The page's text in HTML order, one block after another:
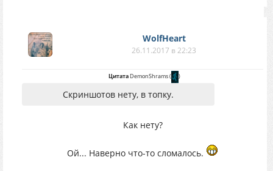
WolfHeart
26.11.2017 в 22:23
ЦитатаDemonShrams( )
Скриншотов нету, в топку.
Как нету?
Ой... Наверно что-то сломалось.